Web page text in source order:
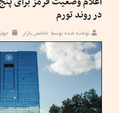
در روند تورم
نوشته شده توسط: شاخص بازار چهارشنبه